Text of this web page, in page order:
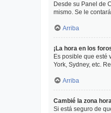
Desde su Panel de
mismo. Se le
Arriba
¡La hora en los
Es posible que esté
York, Sydney, etc.
Arriba
Cambié la zona
Si está seguro de